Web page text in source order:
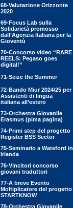
68-Valutazione Orizzonte
2020
69-Focus Lab sulla
Solidarietà promosso
dall’Agenzia Italiana per la
Gioventù
70-Concorso video “RARE
REELS: Pegaso goes
digital!”
71-Seize the Summer
72-Bando Miur 2024/25 per
Assistenti di lingua
italiana all’estero
73-Orchestra Giovanile
Erasmus (pima pagina)
74-Primi step del progetto
Register BSS Sector
75-Seminario a Wateford in
Irlanda
76-Vincitori concorso
giovani traduttori
77-A breve Evento
Moltiplicatore del progetto
STARTKNOW
78-Orchestra Giovanile